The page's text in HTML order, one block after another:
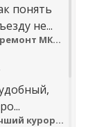
понять
не...
В Кабардино-Балкарии капремонт МКД идёт с опережением графика
Курорт Сбера «Мрия» — лучший курортный отель по версии Russian Hospitality Awards